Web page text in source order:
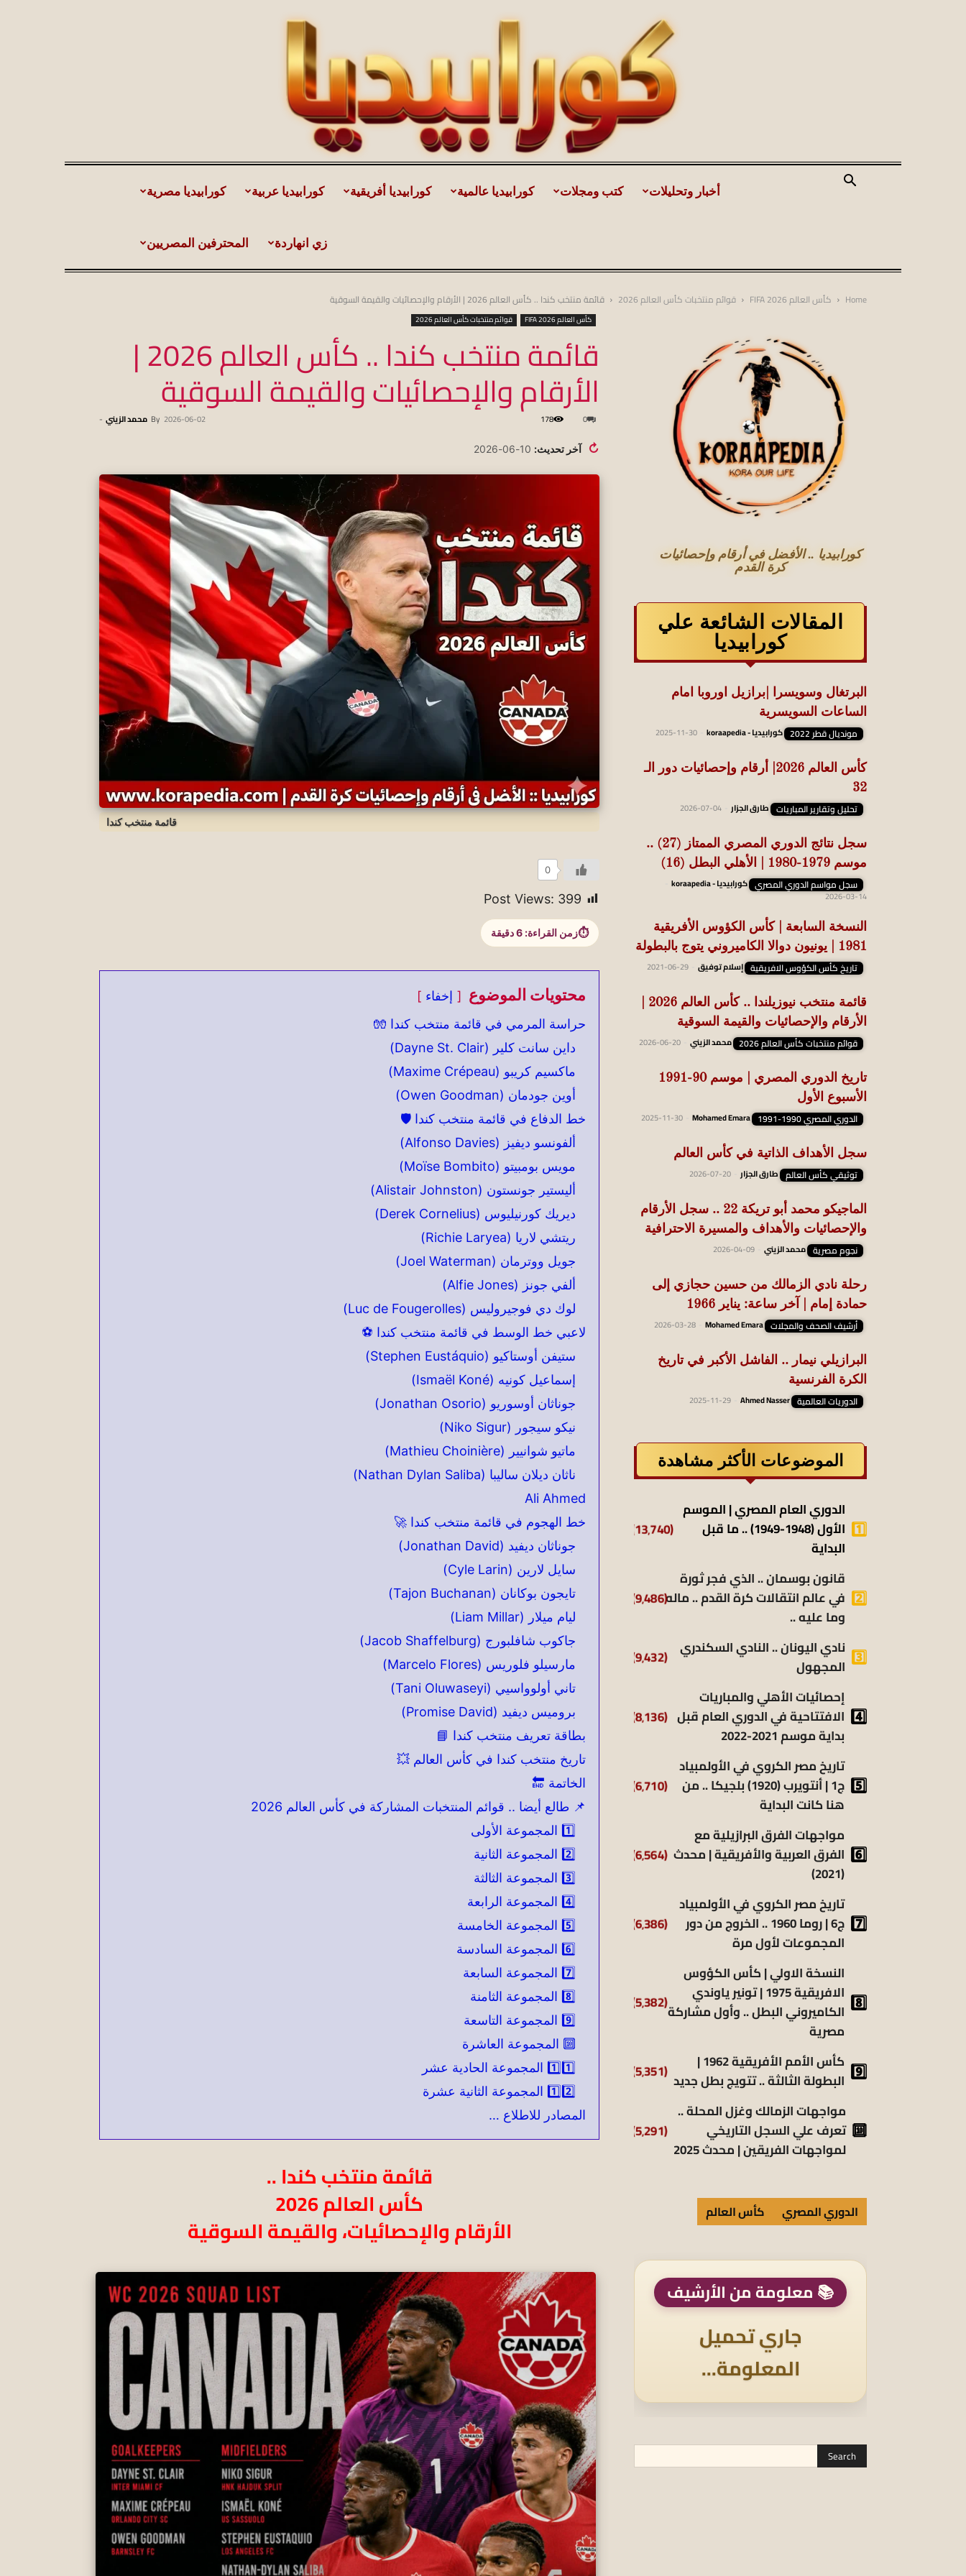
|
koraapedia
كورابيديا مصرية كورابيديا عربية كورابيديا أفريقية كورابيديا عالمية كتب ومجلات أخبار وتحليلات
المحترفين المصريين زي انهاردة
Home كأس العالم FIFA 2026 قوائم منتخبات كأس العالم 2026 قائمة منتخب كندا .. كأس العالم 2026 | الأرقام والإحصائيات والقيمة السوقية
كأس العالم FIFA 2026 قوائم منتخبات كأس العالم 2026
قائمة منتخب كندا .. كأس العالم 2026 |
الأرقام والإحصائيات والقيمة السوقية
By محمد الزيني - 2026-06-02 0
178
↻ آخر تحديث: 10-06-2026
قائمة منتخب كندا
0
Post Views: 399
زمن القراءة: 6دقيقة
محتويات الموضوع
إخفاء
حراسة المرمي في قائمة منتخب كندا 🧤
داين سانت كلير (Dayne St. Clair)
ماكسيم كريبو (Maxime Crépeau)
أوين جودمان (Owen Goodman)
خط الدفاع في قائمة منتخب كندا 🛡️
ألفونسو ديفيز (Alfonso Davies)
مويس بومبيتو (Moïse Bombito)
أليستير جونستون (Alistair Johnston)
ديريك كورنيليوس (Derek Cornelius)
ريتشي لاريا (Richie Laryea)
جويل ووترمان (Joel Waterman)
ألفي جونز (Alfie Jones)
لوك دي فوجيروليس (Luc de Fougerolles)
لاعبي خط الوسط في قائمة منتخب كندا ⚽
ستيفن أوستاكيو (Stephen Eustáquio)
إسماعيل كونيه (Ismaël Koné)
جوناثان أوسوريو (Jonathan Osorio)
نيكو سيجور (Niko Sigur)
ماتيو شوانيير (Mathieu Choinière)
ناثان ديلان ساليبا (Nathan Dylan Saliba)
Ali Ahmed
خط الهجوم في قائمة منتخب كندا 🚀
جوناثان ديفيد (Jonathan David)
سايل لارين (Cyle Larin)
تايجون بوكانان (Tajon Buchanan)
ليام ميلار (Liam Millar)
جاكوب شافلبورج (Jacob Shaffelburg)
مارسيلو فلوريس (Marcelo Flores)
تاني أولوواسيي (Tani Oluwaseyi)
بروميس ديفيد (Promise David)
بطاقة تعريف منتخب كندا 📘
تاريخ منتخب كندا في كأس العالم 💥
الخاتمة 🔚
📌 طالع أيضا .. قوائم المنتخبات المشاركة في كأس العالم 2026
1️⃣ المجموعة الأولى
2️⃣ المجموعة الثانية
3️⃣ المجموعة الثالثة
4️⃣ المجموعة الرابعة
5️⃣ المجموعة الخامسة
6️⃣ المجموعة السادسة
7️⃣ المجموعة السابعة
8️⃣ المجموعة الثامنة
9️⃣ المجموعة التاسعة
🔟 المجموعة العاشرة
1️⃣1️⃣ المجموعة الحادية عشر
1️⃣2️⃣ المجموعة الثانية عشرة
المصادر للاطلاع …
قائمة منتخب كندا ..
كأس العالم 2026
الأرقام والإحصائيات، والقيمة السوقية
كورابيديا .. الأفضل في أرقام وإحصائيات
كرة القدم
المقالات الشائعة علي
كورابيديا
البرتغال وسويسرا |برازيل اوروبا امام
الساعات السويسرية
مونديال قطر 2022 كورابيديا - koraapedia 2025-11-30
كأس العالم 2026| أرقام وإحصائيات دور الـ
32
تحليل وتقارير المباريات طارق الجزار 2026-07-04
سجل نتائج الدوري المصري الممتاز (27) ..
موسم 1979-1980 | الأهلي البطل (16)
سجل مواسم الدوري المصري كورابيديا - koraapedia
2026-03-14
النسخة السابعة | كأس الكؤوس الأفريقية
1981 | يونيون دوالا الكاميروني يتوج بالبطولة
تاريخ كأس الكؤوس الافريقية إسلام توفيق 2021-06-29
الأرقام والإحصائيات والقيمة السوقية
قوائم منتخبات كأس العالم 2026 محمد الزيني 2026-06-20
تاريخ الدوري المصري | موسم 90-1991
الأسبوع الأول
الدوري المصري 1990-1991 Mohamed Emara
2025-11-30
سجل الأهداف الذاتية في كأس العالم
توثيقي كأس العالم طارق الجزار 2026-07-20
الماجيكو محمد أبو تريكة 22 .. سجل الأرقام
والإحصائيات والأهداف والمسيرة الاحترافية
نجوم مصرية محمد الزيني 2026-04-09
رحلة نادي الزمالك من حسين حجازي إلى
حمادة إمام | آخر ساعة: يناير 1966
أرشيف الصحف والمجلات Mohamed Emara
2026-03-28
البرازيلي نيمار .. الفاشل الأكبر في تاريخ
الكرة الفرنسية
الدوريات العالمية Ahmed Nasser
2025-11-29
الموضوعات الأكثر مشاهدة
الدوري العام المصري | الموسم
الأول (1948-1949) .. ما قبل
البداية
(13٬740)
قانون بوسمان .. الذي فجر ثورة
في عالم انتقالات كرة القدم .. ماله
وما عليه ..
(9٬486)
نادي اليونان .. النادي السكندري
المجهول
(9٬432)
إحصائيات الأهلي والمباريات
الافتتاحية في الدوري العام قبل
بداية موسم 2021-2022
(8٬136)
تاريخ مصر الكروي في الأولمبياد
ج1 | أنتويرب (1920) بلجيكا .. من
هنا كانت البداية
(6٬710)
مواجهات الفرق البرازيلية مع
الفرق العربية والأفريقية | محدث
(2021)
(6٬564)
تاريخ مصر الكروي في الأولمبياد
ج6 | روما 1960 .. الخروج من دور
المجموعات لأول مرة
(6٬386)
النسخة الاولي | كأس الكؤوس
الافريقية 1975 | تونير ياوندي
الكاميروني البطل .. وأول مشاركة
مصرية
(5٬382)
كأس الأمم الأفريقية 1962 |
البطولة الثالثة .. تتويج بطل جديد (5٬351)
مواجهات الزمالك وغزل المحلة ..
تعرف علي السجل التاريخي
لمواجهات الفريقين | محدث 2025
(5٬291)
الدوري المصري كأس العالم
📚 معلومة من الأرشيف
جاري تحميل
المعلومة...